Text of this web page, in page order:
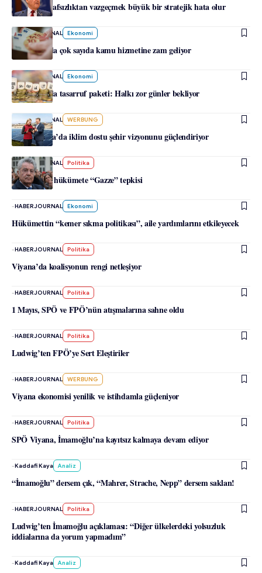
Fischer: Tarafsızlıktan vazgeçmek büyük bir stratejik hata olur
-HABERJOURNAL Ekonomi
Avusturya’da çok sayıda kamu hizmetine zam geliyor
-HABERJOURNAL Ekonomi
Avusturya’da tasarruf paketi: Halkı zor günler bekliyor
HABERJOURNAL WERBUNG
SPÖ, Viyana’da iklim dostu şehir vizyonunu güçlendiriyor
-HABERJOURNAL Politika
Fischer’dan hükümete “Gazze” tepkisi
-HABERJOURNAL Ekonomi
Hükümettin “kemer sıkma politikası”, aile yardımlarını etkileyecek
-HABERJOURNAL Politika
Viyana’da koalisyonun rengi netleşiyor
-HABERJOURNAL Politika
1 Mayıs, SPÖ ve FPÖ’nün atışmalarına sahne oldu
-HABERJOURNAL Politika
Ludwig’ten FPÖ’ye Sert Eleştiriler
-HABERJOURNAL WERBUNG
Viyana ekonomisi yenilik ve istihdamla güçleniyor
-HABERJOURNAL Politika
SPÖ Viyana, İmamoğlu’na kayıtsız kalmaya devam ediyor
-Kaddafi Kaya Analiz
“İmamoğlu” dersem çık, “Mahrer, Strache, Nepp” dersem saklan!
-HABERJOURNAL Politika
Ludwig’ten İmamoğlu açıklaması: “Diğer ülkelerdeki yolsuzluk
iddialarına da yorum yapmadım”
-Kaddafi Kaya Analiz